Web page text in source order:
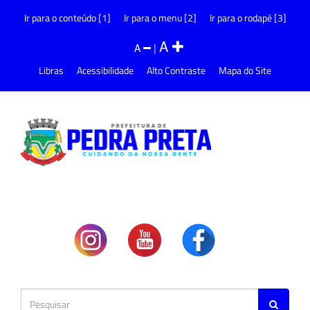
Ir para o conteúdo [1] Ir para o menu [2] Ir para o rodapé [3]
A |A
Libras Acessibilidade Alto Contraste Mapa do Site